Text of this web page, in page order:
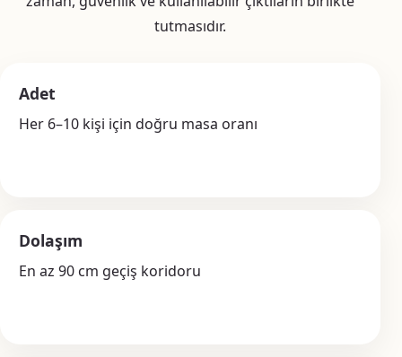
tutmasıdır.
Adet
Her 6–10 kişi için doğru masa oranı
Dolaşım
En az 90 cm geçiş koridoru